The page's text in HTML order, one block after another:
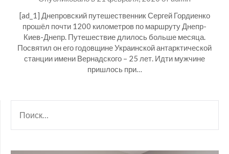
[ad_1] Днепровский путешественник Сергей Гордиенко
прошёл почти 1200 километров по маршруту Днепр-
Киев-Днепр. Путешествие длилось больше месяца.
Посвятил он его годовщине Украинской антарктической
станции имени Вернадского – 25 лет. Идти мужчине
пришлось при…